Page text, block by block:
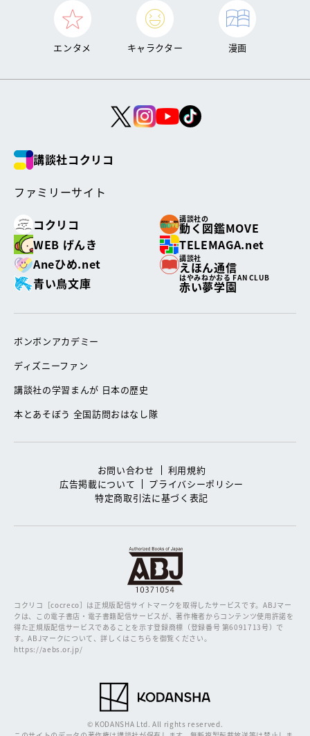
エンタメ キャラクター 漫画
講談社コクリコ
ファミリーサイト
コクリコ
講談社の
動く図鑑MOVE
WEB げんき
TELEMAGA.net
Aneひめ.net
講談社
えほん通信
青い鳥文庫
はやみねかおる FAN CLUB
赤い夢学園
ボンボンアカデミー
ディズニーファン
講談社の学習まんが 日本の歴史
本とあそぼう 全国訪問おはなし隊
お問い合わせ
利用規約
広告掲載について
プライバシーポリシー
特定商取引法に基づく表記
コクリコ［cocreco］は正規版配信サイトマークを取得したサービスです。ABJマー
クは、この電子書店・電子書籍配信サービスが、著作権者からコンテンツ使用許諾を
得た正規版配信サービスであることを示す登録商標（登録番号 第6091713号）で
す。ABJマークについて、詳しくはこちらを御覧ください。
https://aebs.or.jp/
© KODANSHA Ltd. All rights reserved.